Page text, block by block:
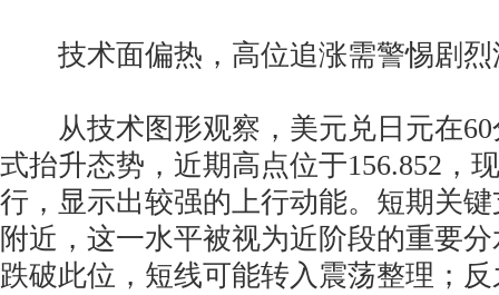
技术面偏热，高位追涨需警惕剧烈
从技术图形观察，美元兑日元在60
式抬升态势，近期高点位于156.852，
行，显示出较强的上行动能。短期关键
附近，这一水平被视为近阶段的重要
跌破此位，短线可能转入震荡整理；